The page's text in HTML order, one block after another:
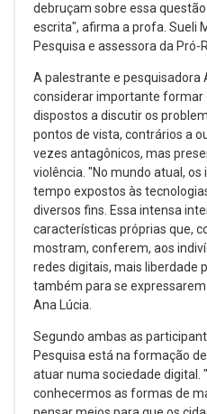
debruçam sobre essa
escrita", afirma a profa. Sueli
Pesquisa e assessora da Pró-
A palestrante e pesquisadora
considerar importante formar
dispostos a discutir os
pontos de vista, contrários a
vezes antagônicos, mas
violência. "No mundo atual,
tempo expostos às
diversos fins. Essa intensa
características próprias que,
mostram, conferem, aos
redes digitais, mais liberdade
também para se
Ana Lúcia.
Segundo ambas as
Pesquisa está na formação
atuar numa sociedade digital.
conhecermos as formas de